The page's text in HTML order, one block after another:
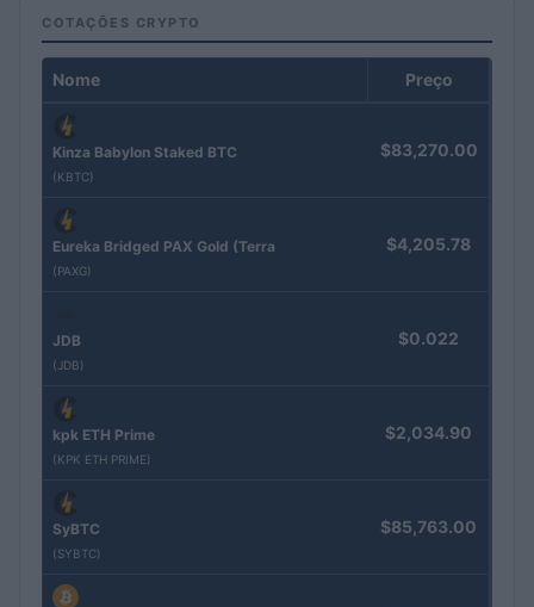
COTAÇÕES CRYPTO
Nome Preço
Kinza Babylon Staked BTC
(KBTC)
$83,270.00
Eureka Bridged PAX Gold (Terra
(PAXG)
$4,205.78
JDB
(JDB)
$0.022
kpk ETH Prime
(KPK ETH PRIME)
$2,034.90
SyBTC
(SYBTC)
$85,763.00